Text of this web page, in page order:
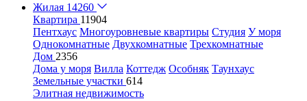
Жилая 14260
Квартира 11904
Пентхаус Многоуровневые квартиры Студия У моря
Однокомнатные Двухкомнатные Трехкомнатные
Дом 2356
Дома у моря Вилла Коттедж Особняк Таунхаус
Земельные участки 614
Элитная недвижимость